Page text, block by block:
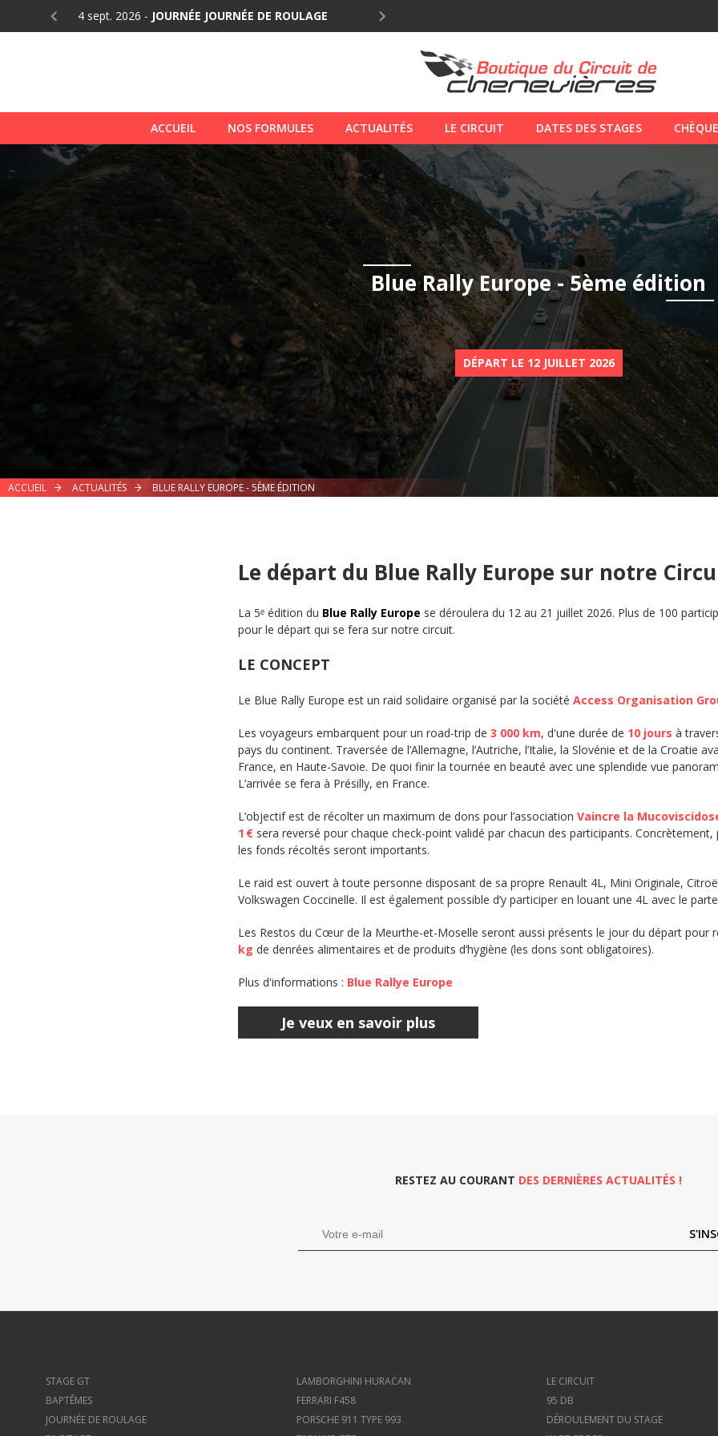
ROULAGE 23 août 2026-JOURNÉE STAGE GT ET BAPTÊME 6 sept. 2026
ACCUEIL NOS FORMULES ACTUALITÉS LE CIRCUIT DATES DES STAGES
Blue Rally Europe - 5ème édition
DÉPART LE 12 JUILLET 2026
ACCUEIL ACTUALITÉS BLUE RALLY EUROPE - 5ÈME ÉDITION
Le départ du Blue Rally Europe sur notre
La 5ᵉ édition du Blue Rally Europe se déroulera du 12 au 21 juillet 2026. Plus de 100
pour le départ qui se fera sur notre circuit.
LE CONCEPT
Le Blue Rally Europe est un raid solidaire organisé par la société Access Organisation
Les voyageurs embarquent pour un road-trip de 3 000 km, d'une durée de 10 jours à
pays du continent. Traversée de l’Allemagne, l’Autriche, l’Italie, la Slovénie et de la Croatie
France, en Haute-Savoie. De quoi finir la tournée en beauté avec une splendide vue
L’arrivée se fera à Présilly, en France.
L’objectif est de récolter un maximum de dons pour l’association Vaincre la
1 € sera reversé pour chaque check-point validé par chacun des participants. Concrètement,
les fonds récoltés seront importants.
Le raid est ouvert à toute personne disposant de sa propre Renault 4L, Mini Originale,
Volkswagen Coccinelle. Il est également possible d’y participer en louant une 4L avec le
Les Restos du Cœur de la Meurthe-et-Moselle seront aussi présents le jour du départ pour
kg de denrées alimentaires et de produits d’hygiène (les dons sont obligatoires).
Plus d'informations : Blue Rallye Europe
Je veux en savoir plus
RESTEZ AU COURANT DES DERNIÈRES ACTUALITÉS !
STAGE GT
BAPTÊMES
JOURNÉE DE ROULAGE
LAMBORGHINI HURACAN
FERRARI F458
PORSCHE 911 TYPE 993
LE CIRCUIT
95 DB
DÉROULEMENT DU STAGE